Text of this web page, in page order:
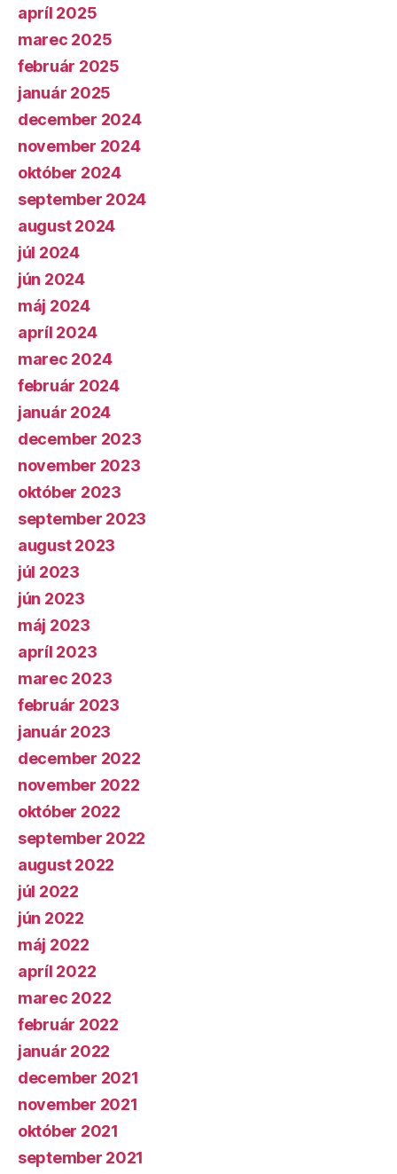
apríl 2025
marec 2025
február 2025
január 2025
december 2024
november 2024
október 2024
september 2024
august 2024
júl 2024
jún 2024
máj 2024
apríl 2024
marec 2024
február 2024
január 2024
december 2023
november 2023
október 2023
september 2023
august 2023
júl 2023
jún 2023
máj 2023
apríl 2023
marec 2023
február 2023
január 2023
december 2022
november 2022
október 2022
september 2022
august 2022
júl 2022
jún 2022
máj 2022
apríl 2022
marec 2022
február 2022
január 2022
december 2021
november 2021
október 2021
september 2021